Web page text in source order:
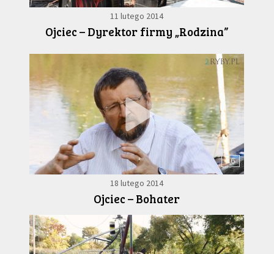
11 lutego 2014
Ojciec – Dyrektor firmy „Rodzina”
16
18 lutego 2014
Ojciec – Bohater